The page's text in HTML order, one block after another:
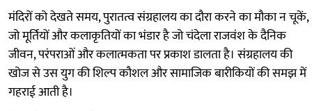
मंदिरों को देखते समय, पुरातत्व संग्रहालय का दौरा करने का मौका न चूकें,
जो मूर्तियों और कलाकृतियों का भंडार है जो चंदेला राजवंश के दैनिक
जीवन, परंपराओं और कलात्मकता पर प्रकाश डालता है। संग्रहालय की
खोज से उस युग की शिल्प कौशल और सामाजिक बारीकियों की समझ में
गहराई आती है।